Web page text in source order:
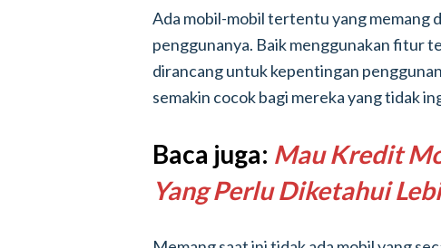
Ada mobil-mobil tertentu yang memang
penggunanya. Baik menggunakan fitur
dirancang untuk kepentingan
semakin cocok bagi mereka yang tidak
Baca juga: Mau Kredit
Yang Perlu Diketahui